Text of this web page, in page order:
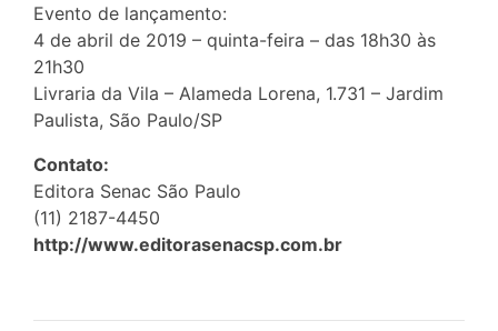
Evento de lançamento:
4 de abril de 2019 – quinta-feira – das 18h30 às
21h30
Livraria da Vila – Alameda Lorena, 1.731 – Jardim
Paulista, São Paulo/SP
Contato:
Editora Senac São Paulo
(11) 2187-4450
http://www.editorasenacsp.com.br